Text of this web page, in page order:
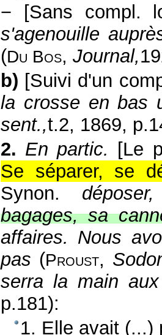
− [Sans compl.
s'agenouille
(Du Bos, Journal,
b) [Suivi d'un
la crosse en bas
sent.,t.2, 1869,
2. En partic. [Le
Se séparer, se
Synon.
bagages, sa
affaires. Nous
pas (Proust,
serra la main
p.181):
1. Elle avait (...)